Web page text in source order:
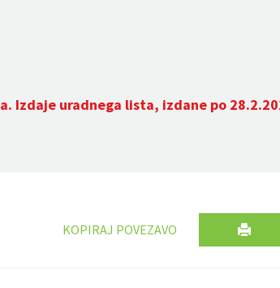
Izdaje uradnega lista, izdane po
KOPIRAJ POVEZAVO